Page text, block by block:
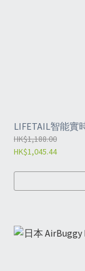
LIFETAIL智能實
HK$1,188.00
HK$1,045.44